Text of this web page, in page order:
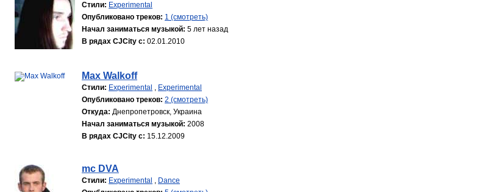
Стили: Experimental
Опубликовано треков: 1 (смотреть)
Начал заниматься музыкой: 5 лет назад
В рядах CJCity с: 02.01.2010
Max Walkoff
Стили: Experimental , Experimental
Опубликовано треков: 2 (смотреть)
Откуда: Днепропетровск, Украина
Начал заниматься музыкой: 2008
В рядах CJCity с: 15.12.2009
mc DVA
Стили: Experimental , Dance